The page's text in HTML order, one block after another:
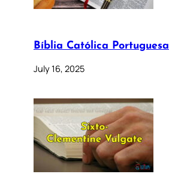
Bíblia Católica Portuguesa
July 16, 2025